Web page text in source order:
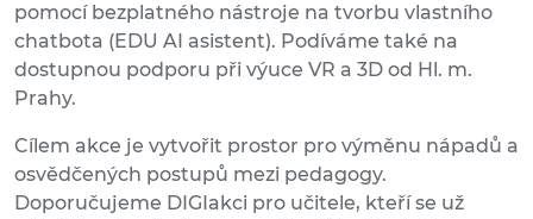
pomocí bezplatného nástroje na tvorbu vlastního
chatbota (EDU AI asistent). Podíváme také na
dostupnou podporu při výuce VR a 3D od Hl. m.
Prahy.
Cílem akce je vytvořit prostor pro výměnu nápadů a
osvědčených postupů mezi pedagogy.
Doporučujeme DIGIakci pro učitele, kteří se už